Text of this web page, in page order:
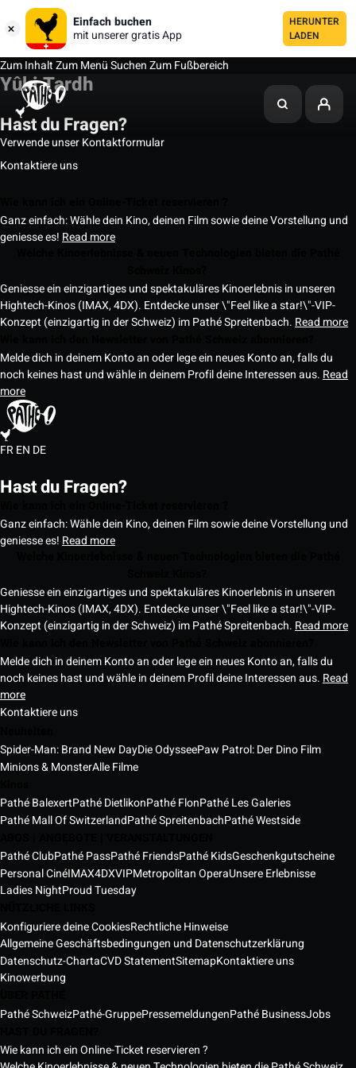
Einfach buchen
mit unserer gratis App
HERUNTER
LADEN
Zum InhaltZum MenüSuchenZum Fußbereich
Yûki Tardh
Hast du Fragen?
Verwende unser Kontaktformular
Kontaktiere uns
Ganz einfach: Wähle dein Kino, deinen Film sowie deine Vorstellung und
geniesse es! Read more
Geniesse ein einzigartiges und spektakuläres Kinoerlebnis in unseren
Hightech-Kinos (IMAX, 4DX). Entdecke unser \"Feel like a star!\"-VIP-
Konzept (einzigartig in der Schweiz) im Pathé Spreitenbach. Read more
Melde dich in deinem Konto an oder lege ein neues Konto an, falls du
noch keines hast und wähle in deinem Profil deine Interessen aus. Read
more
FREN DE
Hast du Fragen?
Ganz einfach: Wähle dein Kino, deinen Film sowie deine Vorstellung und
geniesse es! Read more
Geniesse ein einzigartiges und spektakuläres Kinoerlebnis in unseren
Hightech-Kinos (IMAX, 4DX). Entdecke unser \"Feel like a star!\"-VIP-
Konzept (einzigartig in der Schweiz) im Pathé Spreitenbach. Read more
Melde dich in deinem Konto an oder lege ein neues Konto an, falls du
noch keines hast und wähle in deinem Profil deine Interessen aus. Read
more
Kontaktiere uns
Spider-Man: Brand New DayDie OdysseePaw Patrol: Der Dino Film
Minions & MonsterAlle Filme
Pathé BalexertPathé DietlikonPathé FlonPathé Les Galeries
Pathé Mall Of SwitzerlandPathé SpreitenbachPathé Westside
Pathé ClubPathé PassPathé FriendsPathé KidsGeschenkgutscheine
Personal CinéIMAX4DXVIPMetropolitan OperaUnsere Erlebnisse
Ladies NightProud Tuesday
Konfiguriere deine CookiesRechtliche Hinweise
Allgemeine Geschäftsbedingungen und Datenschutzerklärung
Datenschutz-ChartaCVD StatementSitemapKontaktiere uns
Kinowerbung
Pathé SchweizPathé-GruppePressemeldungenPathé BusinessJobs
Wie kann ich ein Online-Ticket reservieren ?